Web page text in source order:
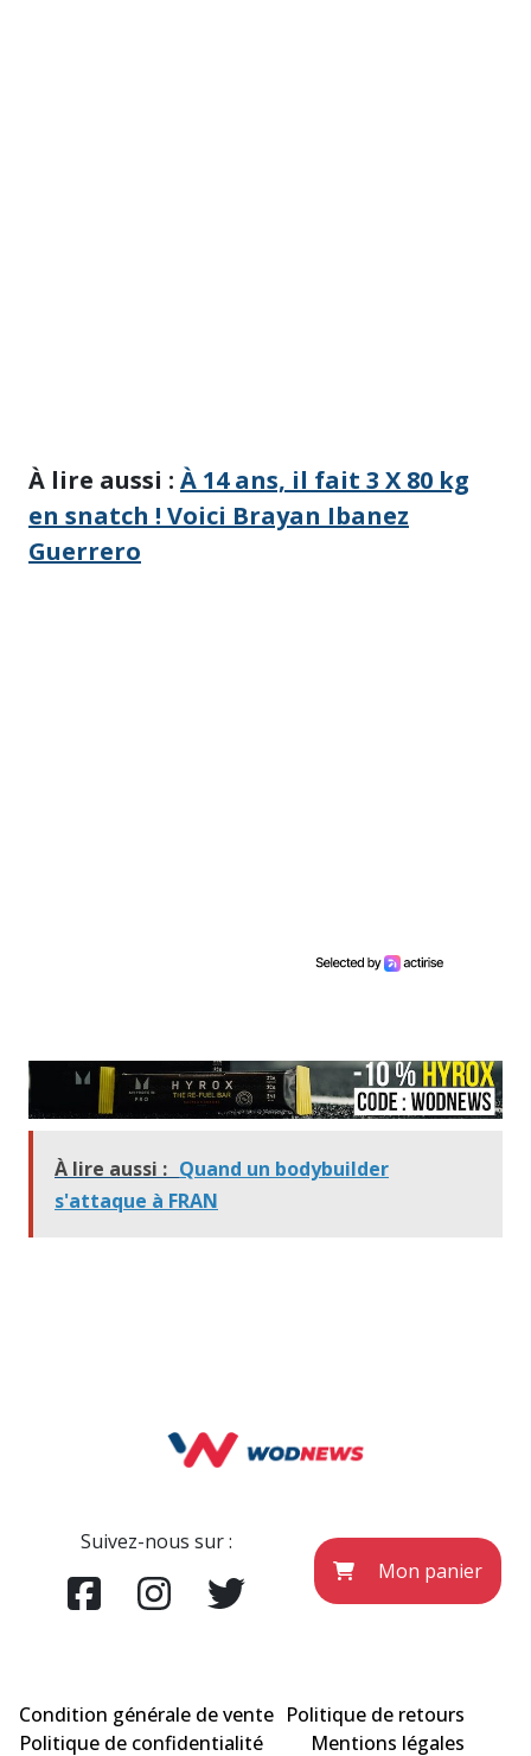
À lire aussi : À 14 ans, il fait 3 X 80 kg
en snatch ! Voici Brayan Ibanez
Guerrero
À lire aussi : Quand un bodybuilder
s'attaque à FRAN
Suivez-nous sur :
Mon panier
Condition générale de vente Politique de retours
Politique de confidentialité
Mentions légales